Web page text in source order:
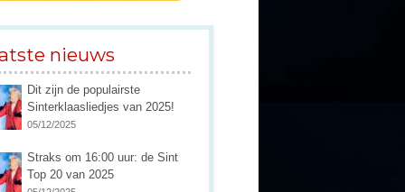
nieuws
Dit zijn de populairste
Sinterklaasliedjes van 2025!
05/12/2025
Straks om 16:00 uur: de Sint
Top 20 van 2025